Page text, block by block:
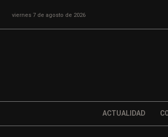
viernes 7 de agosto de 2026
ACTUALIDAD